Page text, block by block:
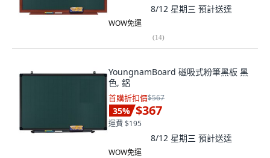
8/12 星期三 預計送達
WOW免運
(14)
YoungnamBoard 磁吸式粉筆黑板 黑
色, 鋁
首購折扣價$567
35% $367
運費 $195
8/12 星期三 預計送達
WOW免運